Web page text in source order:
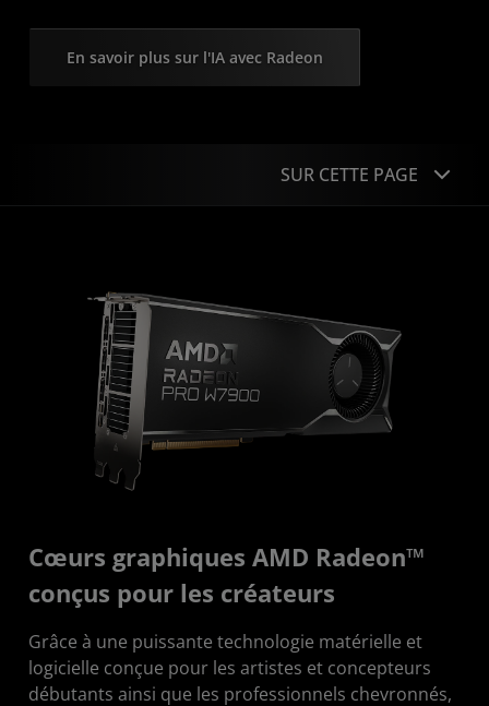
En savoir plus sur l'IA avec Radeon
SUR CETTE PAGE
Fonctionnalités
Démarrer
Cœurs graphiques AMD Radeon™
conçus pour les créateurs
Grâce à une puissante technologie matérielle et
logicielle conçue pour les artistes et concepteurs
débutants ainsi que les professionnels chevronnés,